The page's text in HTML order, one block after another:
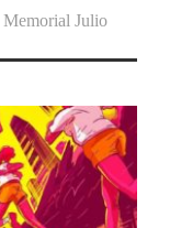
Memorial Julio